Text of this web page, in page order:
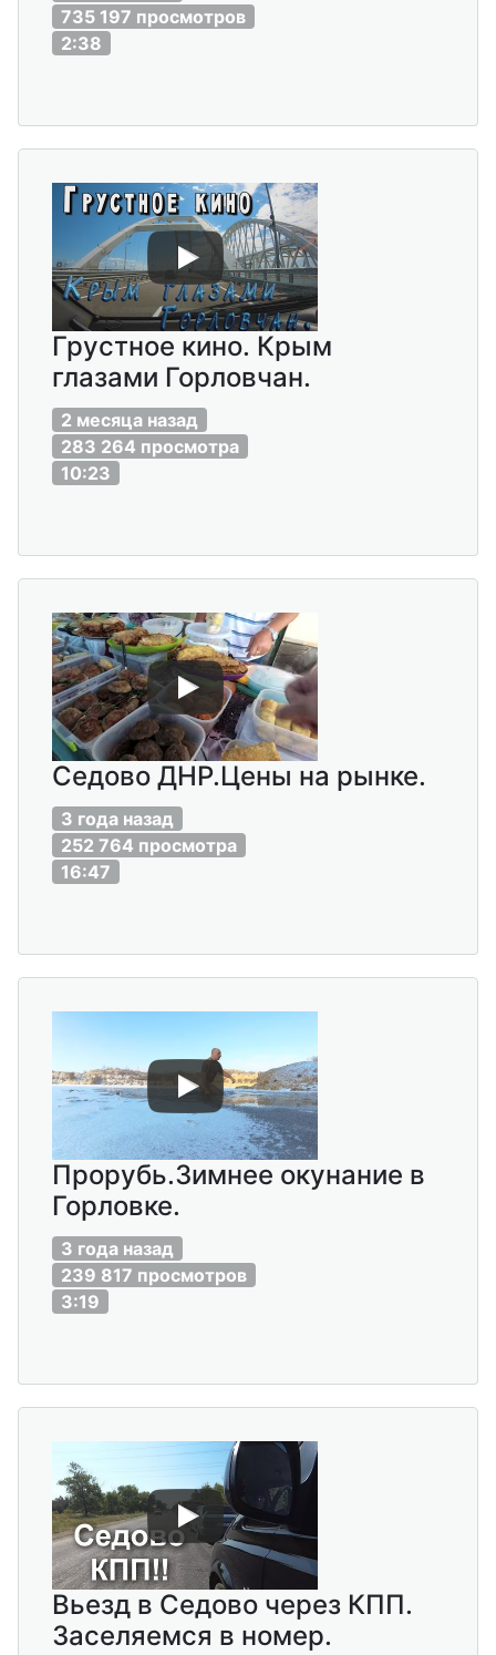
735 197 просмотров
2:38
Грустное кино. Крым
глазами Горловчан.
2 месяца назад
283 264 просмотра
10:23
Седово ДНР.Цены на рынке.
3 года назад
252 764 просмотра
16:47
Прорубь.Зимнее окунание в
Горловке.
3 года назад
239 817 просмотров
3:19
Вьезд в Седово через КПП.
Заселяемся в номер.